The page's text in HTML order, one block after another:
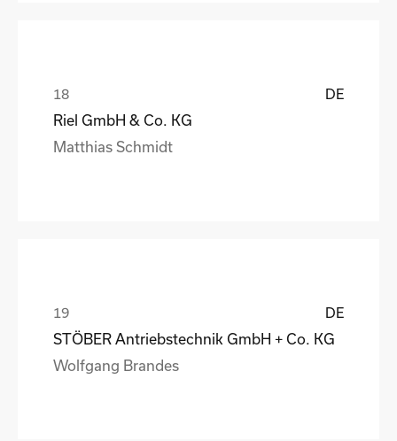
DE
Riel GmbH & Co. KG
Matthias Schmidt
DE
STÖBER Antriebstechnik GmbH + Co. KG
Wolfgang Brandes